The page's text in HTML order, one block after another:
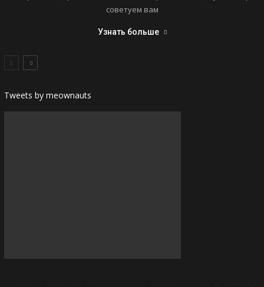
советуем вам
Узнать больше
Tweets by meownauts